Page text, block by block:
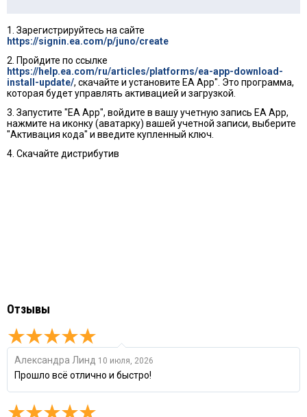
1. Зарегистрируйтесь на сайте
https://signin.ea.com/p/juno/create
2. Пройдите по ссылке
https://help.ea.com/ru/articles/platforms/ea-app-download-
install-update/, скачайте и установите EA App". Это программа,
которая будет управлять активацией и загрузкой.
3. Запустите "EA App", войдите в вашу учетную запись EA App,
нажмите на иконку (аватарку) вашей учетной записи, выберите
"Активация кода" и введите купленный ключ.
4. Скачайте дистрибутив
Отзывы
Александра Линд 10 июля, 2026
Прошло всё отлично и быстро!